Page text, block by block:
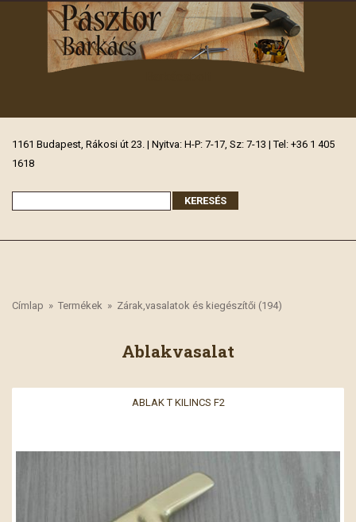
1161 Budapest, Rákosi út 23. | Nyitva: H-P: 7-17, Sz: 7-13 | Tel: +36 1 405
1618
Címlap » Termékek » Zárak,vasalatok és kiegészítői (194)
Ablakvasalat
ABLAK T KILINCS F2